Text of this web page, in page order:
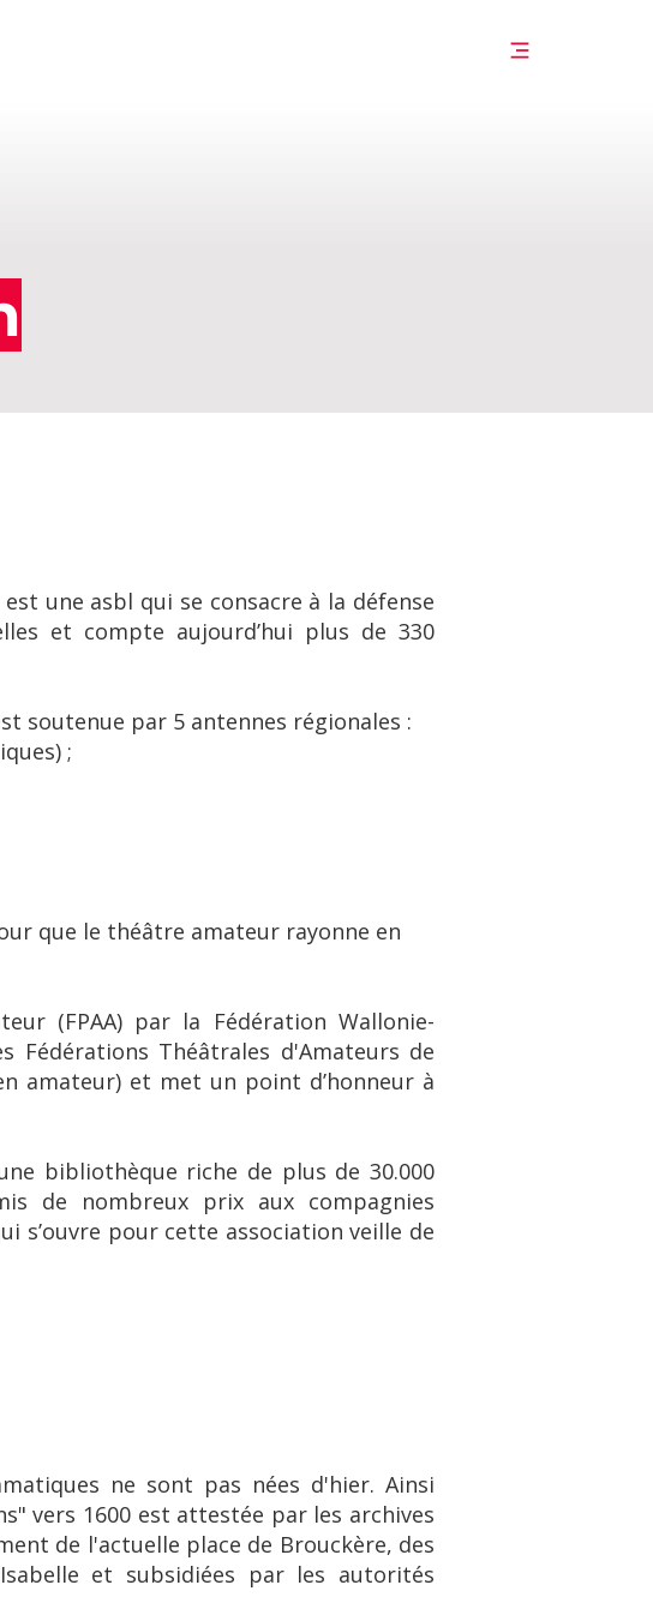
une asbl qui se consacre à la défense
et compte aujourd’hui plus de 330
soutenue par 5 antennes régionales :
;
que le théâtre amateur rayonne en
(FPAA) par la Fédération Wallonie-
Fédérations Théâtrales d'Amateurs de
amateur) et met un point d’honneur à
bibliothèque riche de plus de 30.000
de nombreux prix aux compagnies
s’ouvre pour cette association veille de
ne sont pas nées d'hier. Ainsi
vers 1600 est attestée par les archives
de l'actuelle place de Brouckère, des
et subsidiées par les autorités